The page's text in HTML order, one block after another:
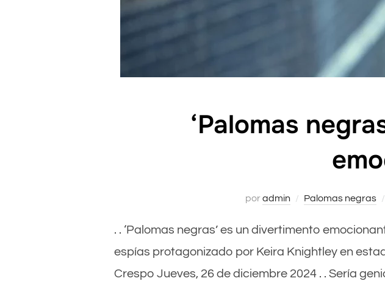
‘Palomas
poradmin Palomas negras
. . ‘Palomas negras’ es un divertimento
espías protagonizado por Keira Knightley en
Crespo Jueves, 26 de diciembre 2024 . . Sería